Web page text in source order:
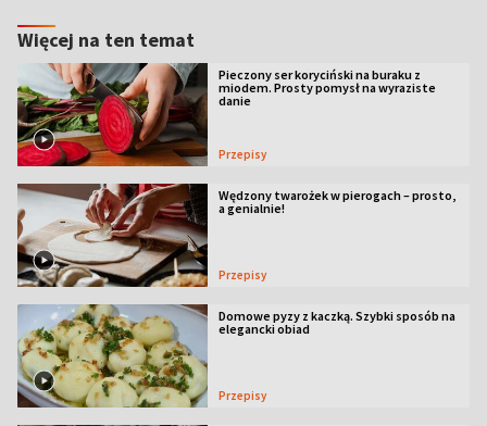
Więcej na ten temat
Pieczony ser koryciński na buraku z
miodem. Prosty pomysł na wyraziste
danie
Przepisy
Wędzony twarożek w pierogach – prosto,
a genialnie!
Przepisy
Domowe pyzy z kaczką. Szybki sposób na
elegancki obiad
Przepisy